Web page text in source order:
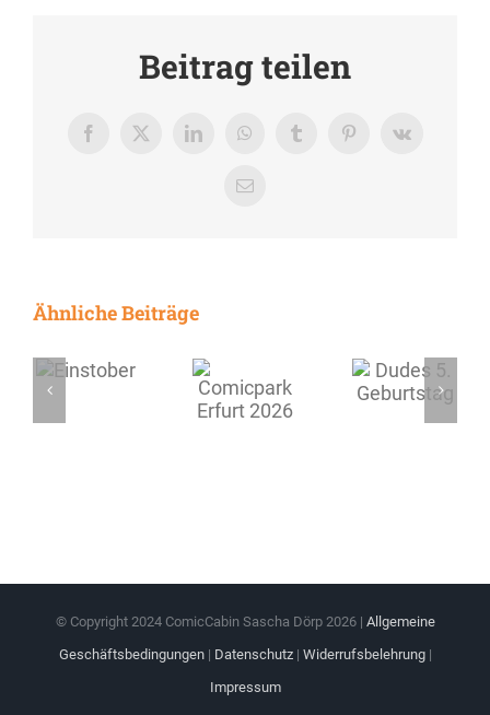
Beitrag teilen
Facebook
X LinkedInWhatsAppTumblrPinterestVk
E-
Ähnliche Beiträge
© Copyright 2024 ComicCabin Sascha Dörp 2026 | Allgemeine
Geschäftsbedingungen| Datenschutz| Widerrufsbelehrung|
Impressum